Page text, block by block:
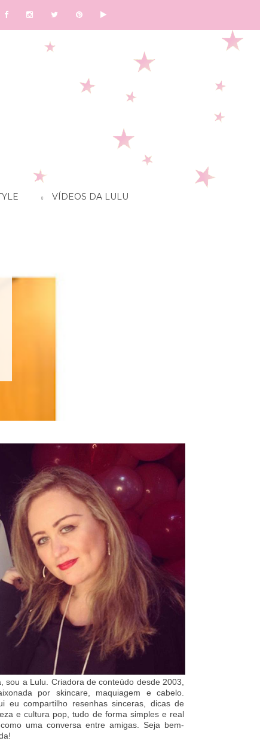
VÍDEOS DA LULU
sou a Lulu. Criadora de conteúdo desde 2003,
por skincare, maquiagem e cabelo.
eu compartilho resenhas sinceras, dicas de
e cultura pop, tudo de forma simples e real
uma conversa entre amigas. Seja bem-